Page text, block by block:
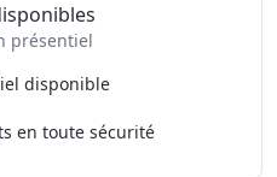
présentiel
disponible
en toute sécurité